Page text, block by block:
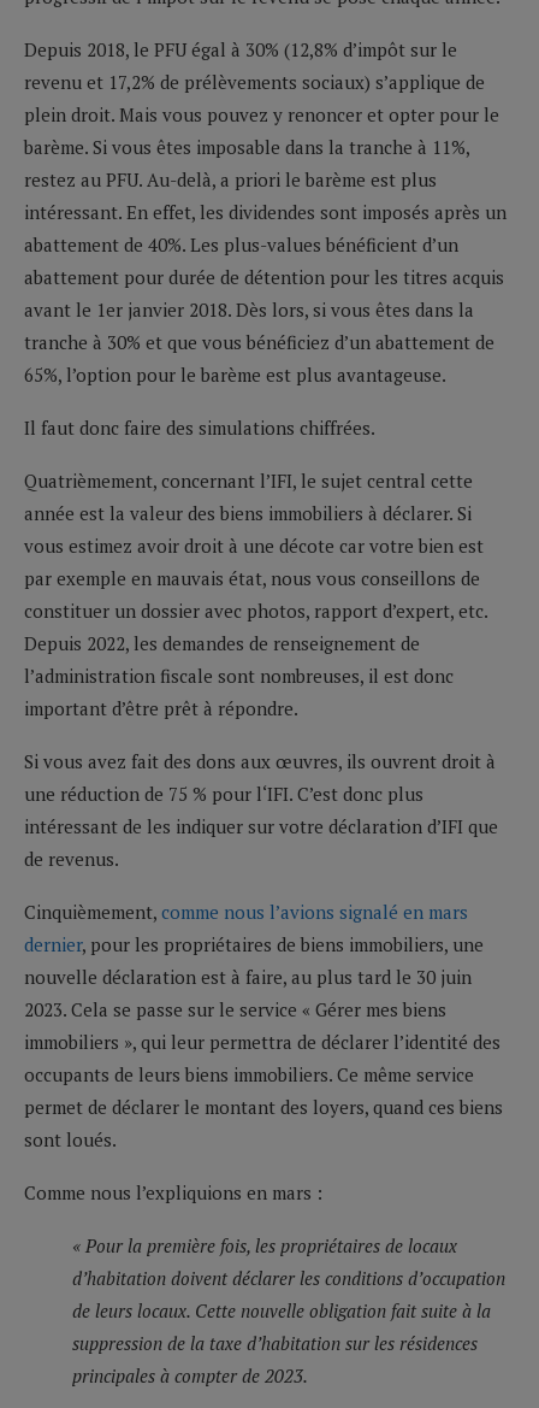
Depuis 2018, le PFU égal à 30% (12,8% d’impôt sur le
revenu et 17,2% de prélèvements sociaux) s’applique de
plein droit. Mais vous pouvez y renoncer et opter pour le
barème. Si vous êtes imposable dans la tranche à 11%,
restez au PFU. Au-delà, a priori le barème est plus
intéressant. En effet, les dividendes sont imposés après un
abattement de 40%. Les plus-values bénéficient d’un
abattement pour durée de détention pour les titres acquis
avant le 1er janvier 2018. Dès lors, si vous êtes dans la
tranche à 30% et que vous bénéficiez d’un abattement de
65%, l’option pour le barème est plus avantageuse.
Il faut donc faire des simulations chiffrées.
Quatrièmement, concernant l’IFI, le sujet central cette
année est la valeur des biens immobiliers à déclarer. Si
vous estimez avoir droit à une décote car votre bien est
par exemple en mauvais état, nous vous conseillons de
constituer un dossier avec photos, rapport d’expert, etc.
Depuis 2022, les demandes de renseignement de
l’administration fiscale sont nombreuses, il est donc
important d’être prêt à répondre.
Si vous avez fait des dons aux œuvres, ils ouvrent droit à
une réduction de 75 % pour l‘IFI. C’est donc plus
intéressant de les indiquer sur votre déclaration d’IFI que
de revenus.
Cinquièmement, comme nous l’avions signalé en mars
dernier, pour les propriétaires de biens immobiliers, une
nouvelle déclaration est à faire, au plus tard le 30 juin
2023. Cela se passe sur le service « Gérer mes biens
immobiliers », qui leur permettra de déclarer l’identité des
occupants de leurs biens immobiliers. Ce même service
permet de déclarer le montant des loyers, quand ces biens
sont loués.
Comme nous l’expliquions en mars :
« Pour la première fois, les propriétaires de locaux
d’habitation doivent déclarer les conditions d’occupation
de leurs locaux. Cette nouvelle obligation fait suite à la
suppression de la taxe d’habitation sur les résidences
principales à compter de 2023.